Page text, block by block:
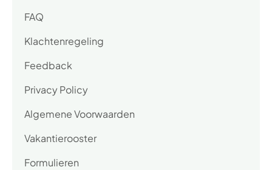
FAQ
Klachtenregeling
Feedback
Privacy Policy
Algemene Voorwaarden
Vakantierooster
Formulieren